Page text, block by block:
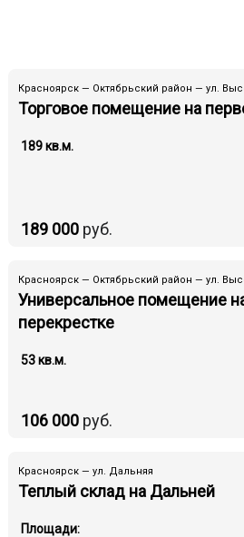
Красноярск — Октябрьский район — ул.
Торговое помещение на
189 000руб.
189 кв.м.
Красноярск — Октябрьский район — ул.
Универсальное помещение
перекрестке
106 000руб.
53 кв.м.
Красноярск — ул. Дальняя
Теплый склад на Дальней
Площади: